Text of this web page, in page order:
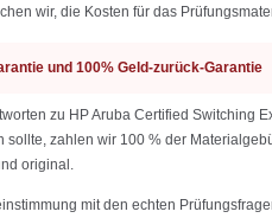
wir, die Kosten für das
und 100% Geld-zurück-Garantie
zu HP Aruba Certified Switching
sollte, zahlen wir 100 % der
original.
mit den echten